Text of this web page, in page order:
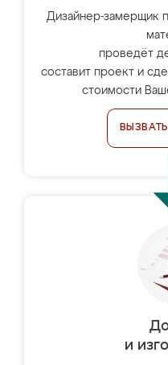
Дизайнер-замерщик
проведёт
составит проект и
стоимости
и